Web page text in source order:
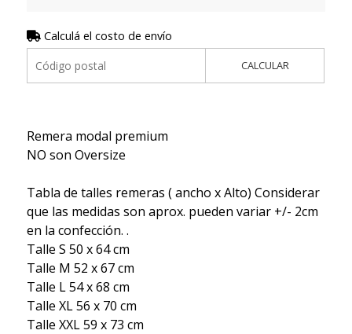
Calculá el costo de envío
CALCULAR
Remera modal premium
NO son Oversize
Tabla de talles remeras ( ancho x Alto) Considerar
que las medidas son aprox. pueden variar +/- 2cm
en la confección. .
Talle S 50 x 64 cm
Talle M 52 x 67 cm
Talle L 54 x 68 cm
Talle XL 56 x 70 cm
Talle XXL 59 x 73 cm